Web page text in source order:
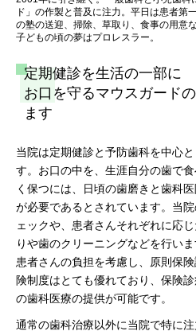
ド」の作製と普及に注力。平日は患者第
の塾の送迎、掃除、草取り、食事の用意
子どもの頃の夢はプロレスラー。
定期健診を生活の一部に
お口を守るマウスガード
ます
当院は定期健診と予防歯科を中心
す。お口の中を、生涯自分の歯で
く保つには、日頃の歯磨きと歯科
が必要であるとされています。当
ェックや、患者さんそれぞれに応
りや歯のクリーニングなどを行い
患者さんの負担を考慮し、原則保
険制度はとても優れており、保険
の歯科医療の提供が可能です。
通常の歯科治療以外に当院で特に